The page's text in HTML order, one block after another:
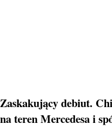
Zaskakujący debiut.
na teren Mercedesa i